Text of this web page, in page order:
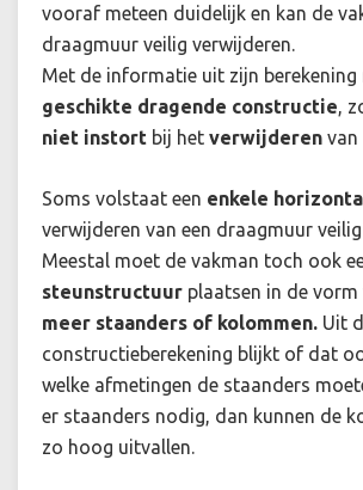
vooraf meteen duidelijk en kan de
draagmuur veilig verwijderen.
Met de informatie uit zijn berekening
geschikte dragende constructie,
niet instort bij het verwijderen van
Soms volstaat een enkele
verwijderen van een draagmuur
Meestal moet de vakman toch ook
steunstructuur plaatsen in de vorm
meer staanders of kolommen. Uit
constructieberekening blijkt of dat
welke afmetingen de staanders
er staanders nodig, dan kunnen de
zo hoog uitvallen.